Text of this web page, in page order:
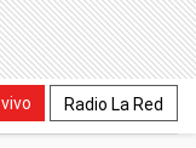
Radio La Red